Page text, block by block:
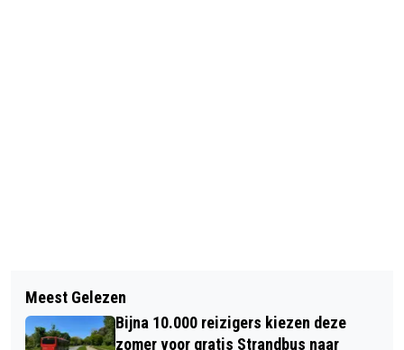
GEWONDE BIJ EENZIJDIG ONGELUK OP
ZEEWEG OVERVEEN
GEEN HALVE (MARATHON) VAN
HAARLEM: CORONA OPNIEUW
Meest Gelezen
Bijna 10.000 reizigers kiezen deze
zomer voor gratis Strandbus naar